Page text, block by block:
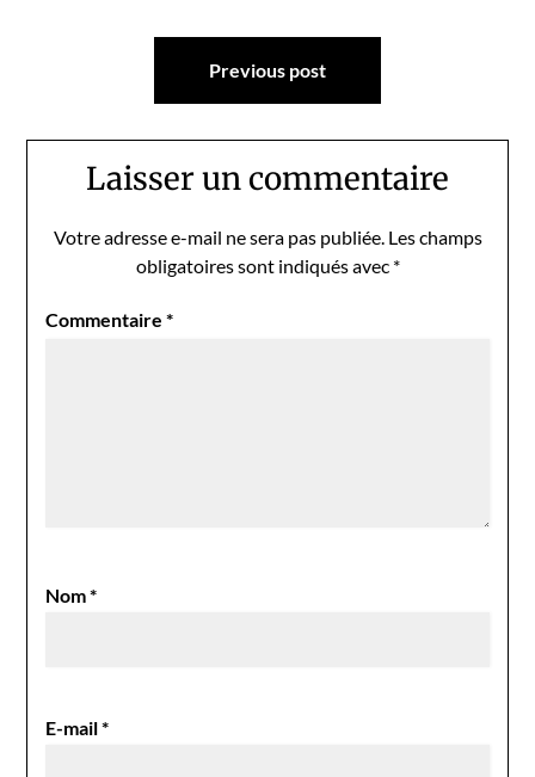
Navigation
Previous post
Laisser un commentaire
Votre adresse e-mail ne sera pas publiée. Les champs
obligatoires sont indiqués avec *
Commentaire*
Nom*
E-mail*